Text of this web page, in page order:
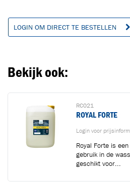
LOGIN OM DIRECT TE BESTELLEN
Bekijk ook:
RC021
ROYAL FORTE
Login voor
Royal Forte is
gebruik in de
geschikt voor...